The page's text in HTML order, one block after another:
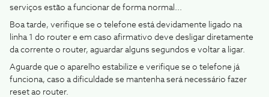
serviços estão a funcionar de forma normal...
Boa tarde, verifique se o telefone está devidamente ligado na
linha 1 do router e em caso afirmativo deve desligar diretamente
da corrente o router, aguardar alguns segundos e voltar a ligar.
Aguarde que o aparelho estabilize e verifique se o telefone já
funciona, caso a dificuldade se mantenha será necessário fazer
reset ao router.